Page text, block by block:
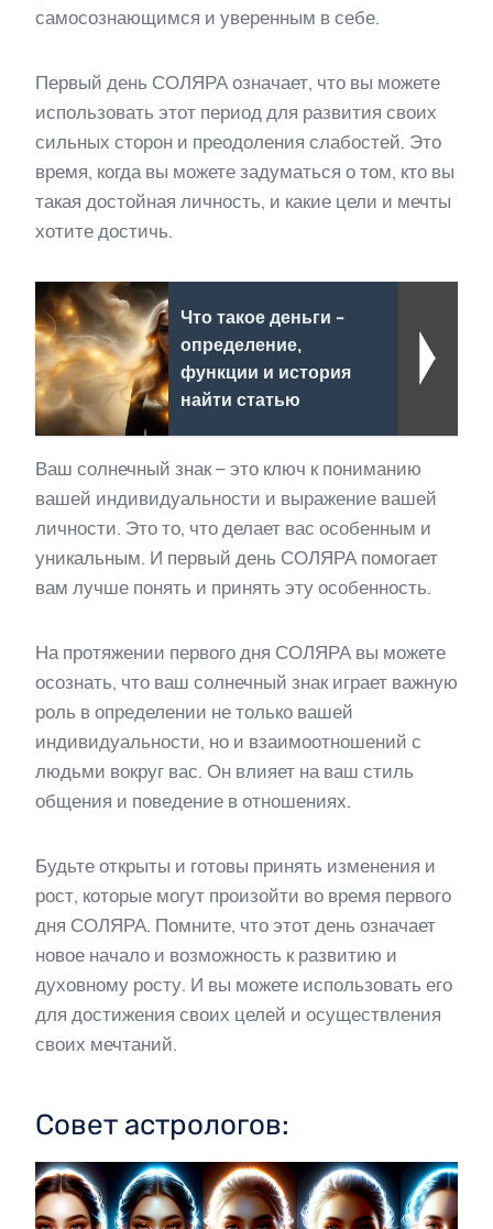
самосознающимся и уверенным в себе.
Первый день СОЛЯРА означает, что вы можете
использовать этот период для развития своих
сильных сторон и преодоления слабостей. Это
время, когда вы можете задуматься о том, кто вы
такая достойная личность, и какие цели и мечты
хотите достичь.
Что такое деньги -
определение,
функции и история
найти статью
Ваш солнечный знак – это ключ к пониманию
вашей индивидуальности и выражение вашей
личности. Это то, что делает вас особенным и
уникальным. И первый день СОЛЯРА помогает
вам лучше понять и принять эту особенность.
На протяжении первого дня СОЛЯРА вы можете
осознать, что ваш солнечный знак играет важную
роль в определении не только вашей
индивидуальности, но и взаимоотношений с
людьми вокруг вас. Он влияет на ваш стиль
общения и поведение в отношениях.
Будьте открыты и готовы принять изменения и
рост, которые могут произойти во время первого
дня СОЛЯРА. Помните, что этот день означает
новое начало и возможность к развитию и
духовному росту. И вы можете использовать его
для достижения своих целей и осуществления
своих мечтаний.
Совет астрологов: